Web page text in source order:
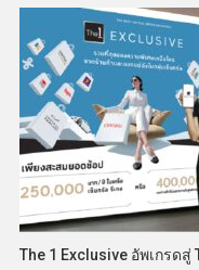
The 1 Exclusive อัพเกรด